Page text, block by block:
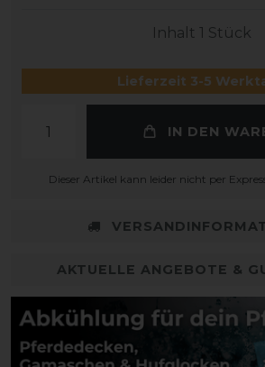
Inhalt 1 Stück
Lieferzeit 3-5
IN DEN
Dieser Artikel kann leider nicht per
AKTUELLE ANGEBOTE &